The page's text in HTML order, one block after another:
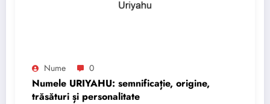
Nume 0
Numele URIYAHU: semnificație, origine,
trăsături și personalitate